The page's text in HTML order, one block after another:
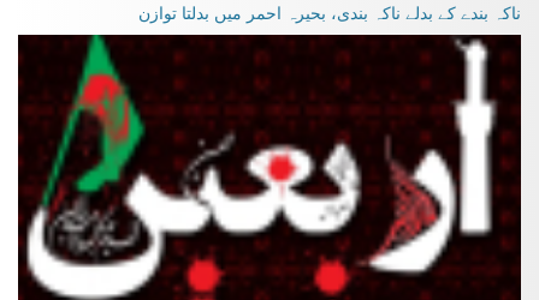
ناکہ بندے کے بدلے ناکہ بندی، بحیرہ احمر میں بدلتا توازن